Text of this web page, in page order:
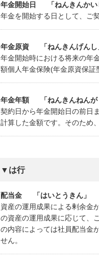
年金開始日
「ねんきんかい
年金を開始する日として、ご
年金原資
「ねんきんげんし
年金開始時における将来の年
額個人年金保険(年金原資保証
年金年額
「ねんきんねんが
契約日から年金開始日の前日
計算した金額です。そのため
▼は行
配当金
「はいとうきん」
資産の運用成果による剰余金
の資産の運用成果に応じて、
の内容によっては社員配当金
せん。